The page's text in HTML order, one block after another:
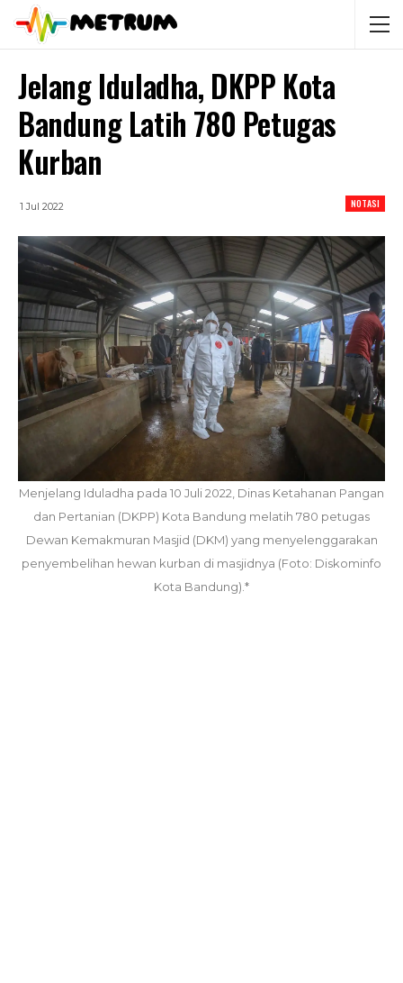
Jelang Iduladha, DKPP Kota
Bandung Latih 780 Petugas
Kurban
NOTASI
1 Jul 2022
Menjelang Iduladha pada 10 Juli 2022, Dinas Ketahanan Pangan
dan Pertanian (DKPP) Kota Bandung melatih 780 petugas
Dewan Kemakmuran Masjid (DKM) yang menyelenggarakan
penyembelihan hewan kurban di masjidnya (Foto: Diskominfo
Kota Bandung).*